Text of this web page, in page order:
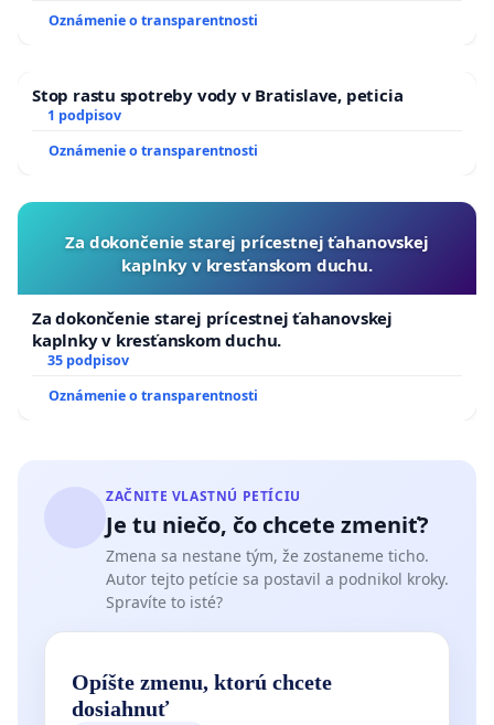
Oznámenie o transparentnosti
Stop rastu spotreby vody v Bratislave, peticia
1 podpisov
Oznámenie o transparentnosti
Za dokončenie starej prícestnej ťahanovskej
kaplnky v kresťanskom duchu.
Za dokončenie starej prícestnej ťahanovskej
kaplnky v kresťanskom duchu.
35 podpisov
Oznámenie o transparentnosti
ZAČNITE VLASTNÚ PETÍCIU
Je tu niečo, čo chcete zmeniť?
Zmena sa nestane tým, že zostaneme ticho.
Autor tejto petície sa postavil a podnikol kroky.
Spravíte to isté?
Opíšte zmenu, ktorú chcete
dosiahnuť